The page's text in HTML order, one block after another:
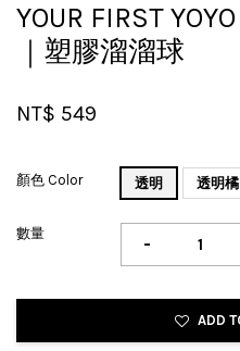
YOUR FIRST
｜塑膠溜溜球
NT$ 549
顏色 Color 透明 透明橘
數量 -
ADD